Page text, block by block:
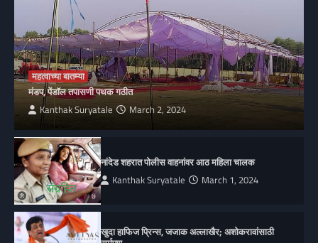
महत्वाच्या बातम्या
मंडप, पेंडॉल तपासणी पथक गठीत
Kanthak Suryatale March 2, 2024
नांदेड शहरात पोलीस वाहनांवर आठ महिला चालक
Kanthak Suryatale March 1, 2024
खुदा हाफिज प्रिन्स, जजाक अल्लाखैर; अशोकरावांसाठी